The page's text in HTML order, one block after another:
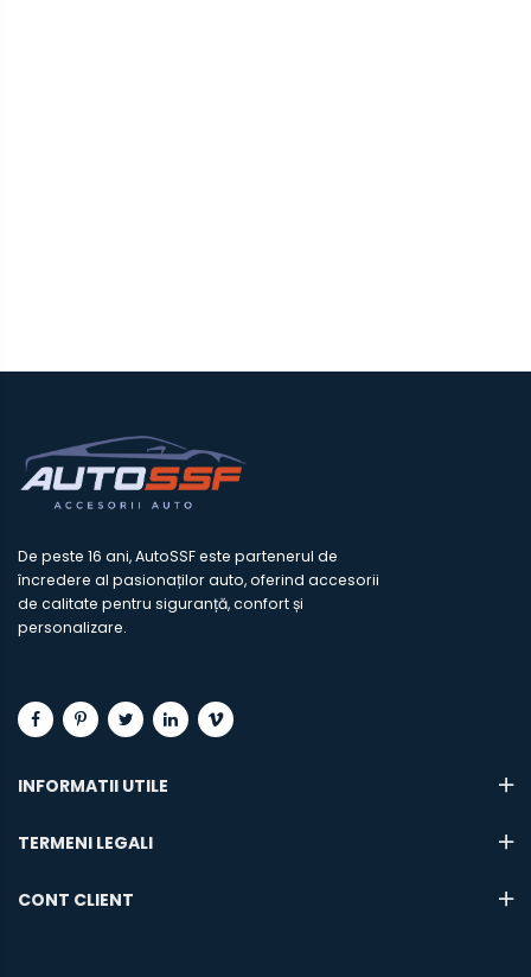
De peste 16 ani, AutoSSF este partenerul de
încredere al pasionaților auto, oferind accesorii
de calitate pentru siguranță, confort și
personalizare.
INFORMATII UTILE
TERMENI LEGALI
CONT CLIENT